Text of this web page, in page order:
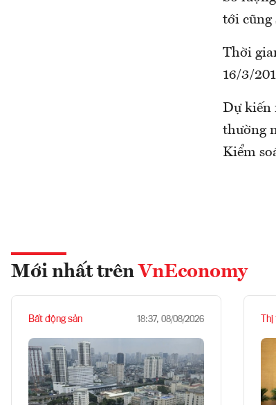
tới cũng
Thời
16/3/
Dự kiến
thường
Kiểm
Mới nhất trên VnEconomy
Bất động sản 18:37, 08/08/2026